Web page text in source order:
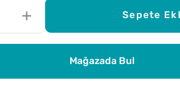
+ Sepete
Mağazada Bul